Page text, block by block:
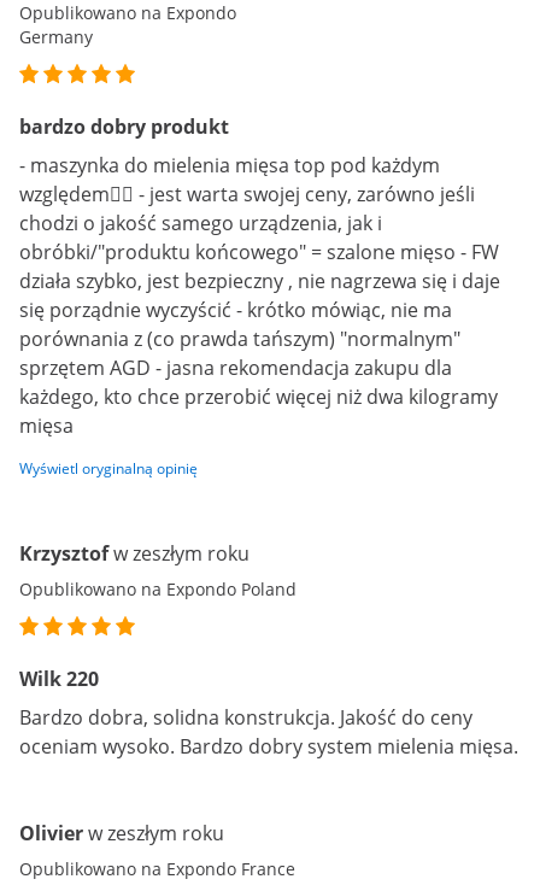
Opublikowano na Expondo
Germany
bardzo dobry produkt
- maszynka do mielenia mięsa top pod każdym
względem👍🏻 - jest warta swojej ceny, zarówno jeśli
chodzi o jakość samego urządzenia, jak i
obróbki/"produktu końcowego" = szalone mięso - FW
działa szybko, jest bezpieczny , nie nagrzewa się i daje
się porządnie wyczyścić - krótko mówiąc, nie ma
porównania z (co prawda tańszym) "normalnym"
sprzętem AGD - jasna rekomendacja zakupu dla
każdego, kto chce przerobić więcej niż dwa kilogramy
mięsa
Wyświetl oryginalną opinię
Krzysztofw zeszłym roku
Opublikowano na Expondo Poland
Wilk 220
Bardzo dobra, solidna konstrukcja. Jakość do ceny
oceniam wysoko. Bardzo dobry system mielenia mięsa.
Olivierw zeszłym roku
Opublikowano na Expondo France